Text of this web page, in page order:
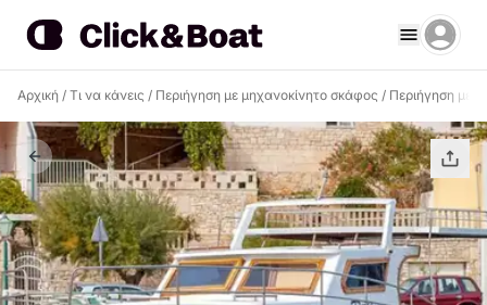
Αρχική / Τι να κάνεις / Περιήγηση με μηχανοκίνητο σκάφος / Περιήγηση με